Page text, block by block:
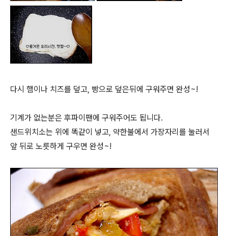
다시 햄이나 치즈를 덮고, 빵으로 덮은뒤에 구워주면 완성~!
기계가 없는분은 후파이팬에 구워주어도 됩니다.
샌드위치소는 위에 똑같이 넣고, 약한불에서 가장자리를 눌러서
앞 뒤로 노릇하게 구우면 완성~!